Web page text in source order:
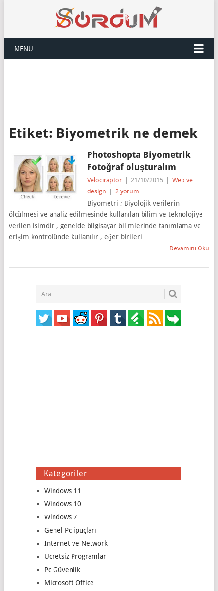
MENU
Etiket: Biyometrik ne demek
Photoshopta Biyometrik
Fotoğraf oluşturalım
Velociraptor 21/10/2015
Web ve
design
2 yorum
Biyometri ; Biyolojik verilerin
ölçülmesi ve analiz edilmesinde kullanılan bilim ve teknolojiye
verilen isimdir , genelde bilgisayar bilimlerinde tanımlama ve
erişim kontrolünde kullanılır , eğer birileri
Devamını Oku
Kategoriler
Windows 11
Windows 10
Windows 7
Genel Pc ipuçları
Internet ve Network
Ücretsiz Programlar
Pc Güvenlik
Microsoft Office